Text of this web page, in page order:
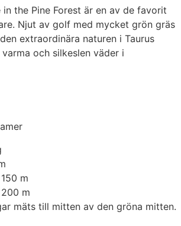
in the Pine Forest är en av de favorit
Njut av golf med mycket grön gräs
extraordinära naturen i Taurus
och silkeslen väder i
m
m
mäts till mitten av den gröna mitten.